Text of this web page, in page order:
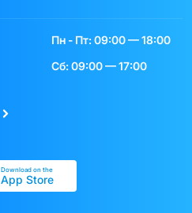
Пн - Пт: 09:00 — 18:00
Сб: 09:00 — 17:00
Download on the
App Store